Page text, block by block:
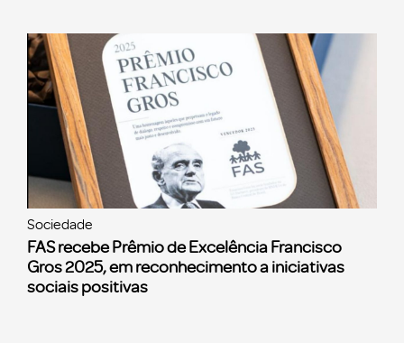
Sociedade
FAS recebe Prêmio de Excelência Francisco
Gros 2025, em reconhecimento a iniciativas
sociais positivas